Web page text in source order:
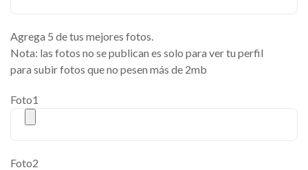
Agrega 5 de tus mejores fotos.
Nota: las fotos no se publican es solo para ver tu perfil
para subir fotos que no pesen más de 2mb
Foto1
Foto2